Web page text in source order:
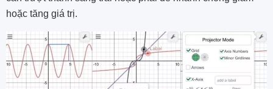
hoặc tăng giá trị.